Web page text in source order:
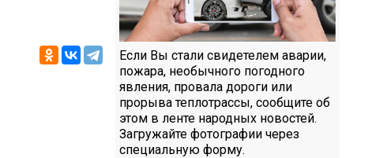
Если Вы стали свидетелем аварии,
пожара, необычного погодного
явления, провала дороги или
прорыва теплотрассы, сообщите об
этом в ленте народных новостей.
Загружайте фотографии через
специальную форму.